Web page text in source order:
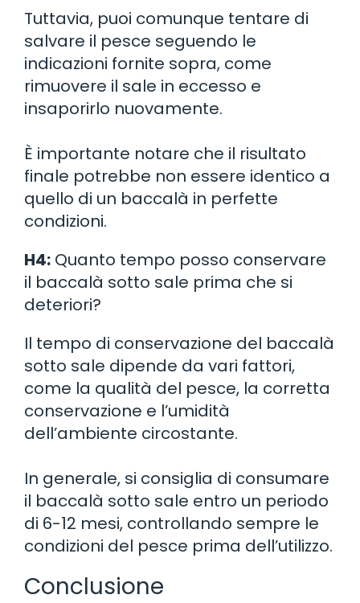
Tuttavia, puoi comunque tentare di
salvare il pesce seguendo le
indicazioni fornite sopra, come
rimuovere il sale in eccesso e
insaporirlo nuovamente.
È importante notare che il risultato
finale potrebbe non essere identico a
quello di un baccalà in perfette
condizioni.
H4: Quanto tempo posso conservare
il baccalà sotto sale prima che si
deteriori?
Il tempo di conservazione del baccalà
sotto sale dipende da vari fattori,
come la qualità del pesce, la corretta
conservazione e l’umidità
dell’ambiente circostante.
In generale, si consiglia di consumare
il baccalà sotto sale entro un periodo
di 6-12 mesi, controllando sempre le
condizioni del pesce prima dell’utilizzo.
Conclusione